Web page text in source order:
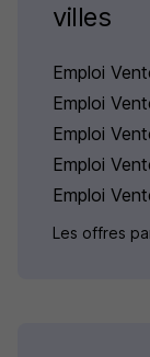
villes
Emploi
Emploi
Emploi
Emploi
Emploi
Les offres